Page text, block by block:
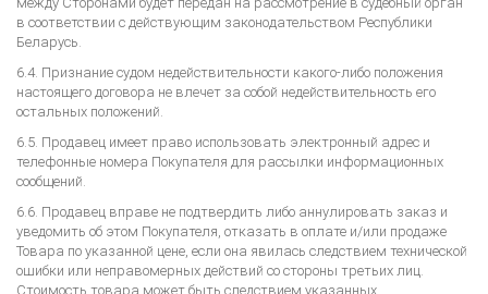
в соответствии с действующим законодательством Республики
Беларусь.
6.4. Признание судом недействительности какого-либо положения
настоящего договора не влечет за собой недействительность его
остальных положений.
6.5. Продавец имеет право использовать электронный адрес и
телефонные номера Покупателя для рассылки информационных
сообщений.
6.6. Продавец вправе не подтвердить либо аннулировать заказ и
уведомить об этом Покупателя, отказать в оплате и/или продаже
Товара по указанной цене, если она явилась следствием технической
ошибки или неправомерных действий со стороны третьих лиц.
Стоимость товара может быть следствием указанных